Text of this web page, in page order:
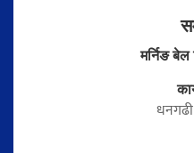
मर्निङ